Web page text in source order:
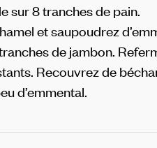
sur 8 tranches de pain.
et saupoudrez
de jambon.
Recouvrez de
d’emmental.